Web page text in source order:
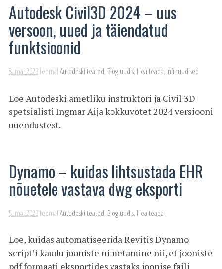
Autodesk Civil3D 2024 – uus
versoon, uued ja täiendatud
funktsioonid
8. mai 2023teemalAutodeski teated, Blogiuudis, Hea teada, Infrauudised
Loe Autodeski ametliku instruktori ja Civil 3D
spetsialisti Ingmar Aija kokkuvõtet 2024 versiooni
uuendustest.
Dynamo – kuidas lihtsustada EHR
nõuetele vastava dwg eksporti
5. mai 2023teemalAutodeski teated, Blogiuudis, Hea teada
Loe, kuidas automatiseerida Revitis Dynamo
script’i kaudu jooniste nimetamine nii, et jooniste
pdf formaati eksportides vastaks joonise faili